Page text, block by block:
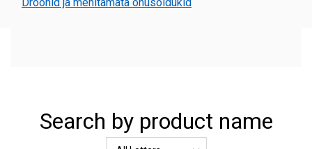
Search by product name